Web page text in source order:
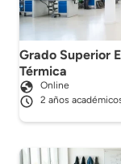
Grado Superior
Térmica
Online
2 años